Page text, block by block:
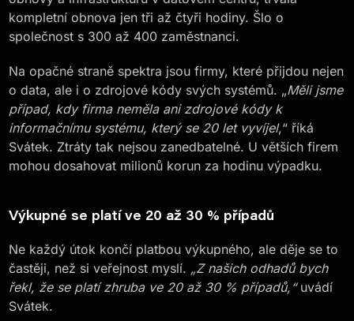
kompletní obnova jen tři až čtyři hodiny. Šlo o
společnost s 300 až 400 zaměstnanci.
Na opačné straně spektra jsou firmy, které přijdou nejen
o data, ale i o zdrojové kódy svých systémů. „Měli jsme
případ, kdy firma neměla ani zdrojové kódy k
informačnímu systému, který se 20 let vyvíjel,“ říká
Svátek. Ztráty tak nejsou zanedbatelné. U větších firem
mohou dosahovat milionů korun za hodinu výpadku.
Výkupné se platí ve 20 až 30 % případů
Ne každý útok končí platbou výkupného, ale děje se to
častěji, než si veřejnost myslí. „Z našich odhadů bych
řekl, že se platí zhruba ve 20 až 30 % případů,“uvádí
Svátek.